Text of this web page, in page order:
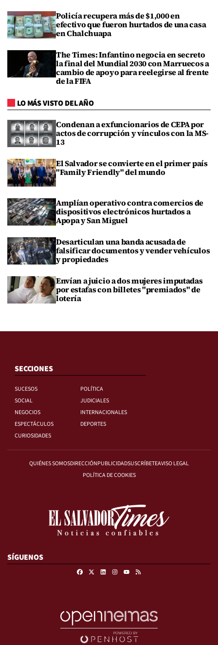
Policía recupera más de $1,000 en
efectivo que fueron hurtados de una casa
en Chalchuapa
The Times: Infantino negocia en secreto
la final del Mundial 2030 con Marruecos a
cambio de apoyo para reelegirse al frente
de la FIFA
LO MÁS VISTO DEL AÑO
Condenan a exfuncionarios de CEPA por
actos de corrupción y vínculos con la MS-
13
El Salvador se convierte en el primer país
"Family Friendly" del mundo
Amplían operativo contra comercios de
dispositivos electrónicos hurtados a
Apopa y San Miguel
Desarticulan una banda acusada de
falsificar documentos y vender vehículos
y propiedades
Envían a juicio a dos mujeres imputadas
por estafas con billetes "premiados" de
lotería
SECCIONES
SUCESOS
POLÍTICA
SOCIAL
JUDICIALES
NEGOCIOS
INTERNACIONALES
ESPECTÁCULOS
DEPORTES
CURIOSIDADES
QUIÉNES SOMOSDIRECCIÓNPUBLICIDADSUSCRÍBETEAVISO LEGAL
POLÍTICA DE COOKIES
SÍGUENOS
FacebookLinkedinInstagramRSS